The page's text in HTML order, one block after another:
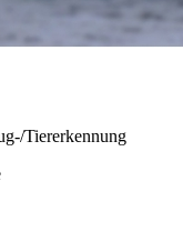
Tiererkennung